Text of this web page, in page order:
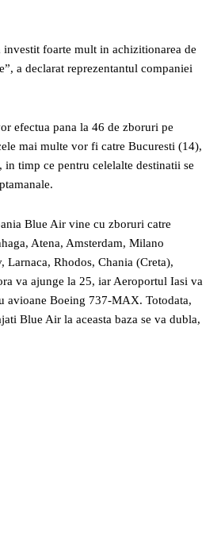
foarte mult in achizitionarea de
a declarat reprezentantul companiei
efectua pana la 46 de zboruri pe
mai multe vor fi catre Bucuresti (14),
timp ce pentru celelalte destinatii se
Blue Air vine cu zboruri catre
Atena, Amsterdam, Milano
Larnaca, Rhodos, Chania (Creta),
va ajunge la 25, iar Aeroportul Iasi va
avioane Boeing 737-MAX. Totodata,
Blue Air la aceasta baza se va dubla,